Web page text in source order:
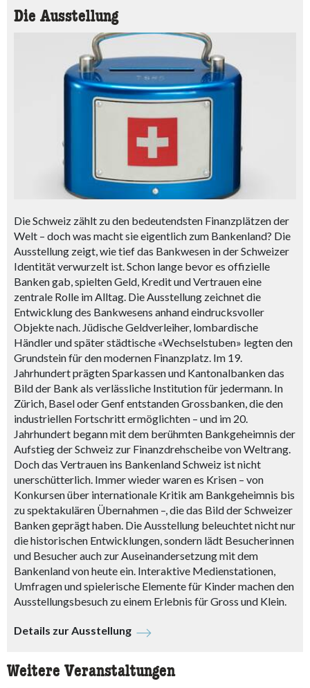
Die Ausstellung
Die Schweiz zählt zu den bedeutendsten Finanzplätzen der
Welt – doch was macht sie eigentlich zum Bankenland? Die
Ausstellung zeigt, wie tief das Bankwesen in der Schweizer
Identität verwurzelt ist. Schon lange bevor es offizielle
Banken gab, spielten Geld, Kredit und Vertrauen eine
zentrale Rolle im Alltag. Die Ausstellung zeichnet die
Entwicklung des Bankwesens anhand eindrucksvoller
Objekte nach. Jüdische Geldverleiher, lombardische
Händler und später städtische «Wechselstuben» legten den
Grundstein für den modernen Finanzplatz. Im 19.
Jahrhundert prägten Sparkassen und Kantonalbanken das
Bild der Bank als verlässliche Institution für jedermann. In
Zürich, Basel oder Genf entstanden Grossbanken, die den
industriellen Fortschritt ermöglichten – und im 20.
Jahrhundert begann mit dem berühmten Bankgeheimnis der
Aufstieg der Schweiz zur Finanzdrehscheibe von Weltrang.
Doch das Vertrauen ins Bankenland Schweiz ist nicht
unerschütterlich. Immer wieder waren es Krisen – von
Konkursen über internationale Kritik am Bankgeheimnis bis
zu spektakulären Übernahmen –, die das Bild der Schweizer
Banken geprägt haben. Die Ausstellung beleuchtet nicht nur
die historischen Entwicklungen, sondern lädt Besucherinnen
und Besucher auch zur Auseinandersetzung mit dem
Bankenland von heute ein. Interaktive Medienstationen,
Umfragen und spielerische Elemente für Kinder machen den
Ausstellungsbesuch zu einem Erlebnis für Gross und Klein.
Details zur Ausstellung
Weitere Veranstaltungen